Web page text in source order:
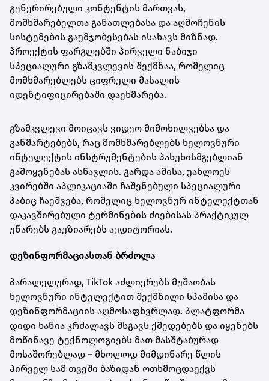
გენერირებული კონტენტის მართვას,
მომხმარებელთა განათლებასა და აღმოჩენის
სისტემების გაუმჯობესებას ისახავს მიზნად.
პროექტის ფარგლებში პირველი ნაბიჯი
სპეციალური გზამკვლევის შექმნაა, რომელიც
მომხმარებლებს ციფრული მასალის
იდენტიფიცირებაში დაეხმარება.
გზამკვლევი მოიცავს ვიდეო მიმოხილვებსა და
განმარტებებს, რაც მომხმარებლებს ხელოვნური
ინტელექტის ინსტრუმენტების პასუხისმგებლიან
გამოყენებას ასწავლის. გარდა ამისა, უახლოეს
კვირებში აპლიკაციაში ჩაშენებული სპეციალური
ჰაბიც ჩაეშვება, რომელიც ხელოვნურ ინტელექტთან
დაკავშირებული ტერმინების ძიებისას პრაქტიკულ
უნარებს გაუზიარებს აუდიტორიას.
დეზინფორმაციასთან ბრძოლა
პარალელურად, TikTok აძლიერებს მუშაობას
ხელოვნური ინტელექტით შექმნილი სპამისა და
დეზინფორმაციის აღმოსაფხვრლად. პლატფორმა
დიდი ხანია კრძალავს მსგავს ქმედებებს და იყენებს
მოწინავე ტექნოლოგიებს მათ მასშტაბურად
მოსაშორებლად – მხოლოდ მიმდინარე წლის
პირველ სამ თვეში ბაზიდან ოთხმოცდაექვს